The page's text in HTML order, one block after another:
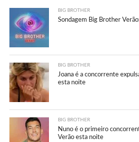
BIG BROTHER
Sondagem Big Brother
BIG BROTHER
Joana é a concorrente
esta noite
BIG BROTHER
Nuno é o primeiro
Verão esta noite